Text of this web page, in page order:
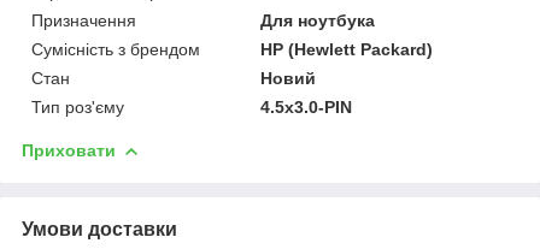
Призначення
Для ноутбука
Сумісність з брендом
HP (Hewlett Packard)
Стан
Новий
Тип роз'єму
4.5х3.0-PIN
Приховати
Умови доставки